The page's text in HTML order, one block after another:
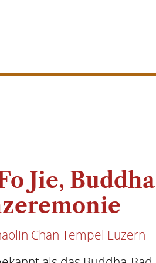
Jie, Buddha
Chan Tempel Luzern